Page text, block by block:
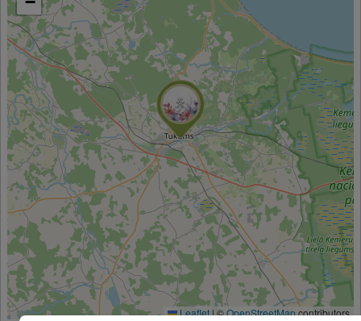
Leaflet|©OpenStreetMapcontributors